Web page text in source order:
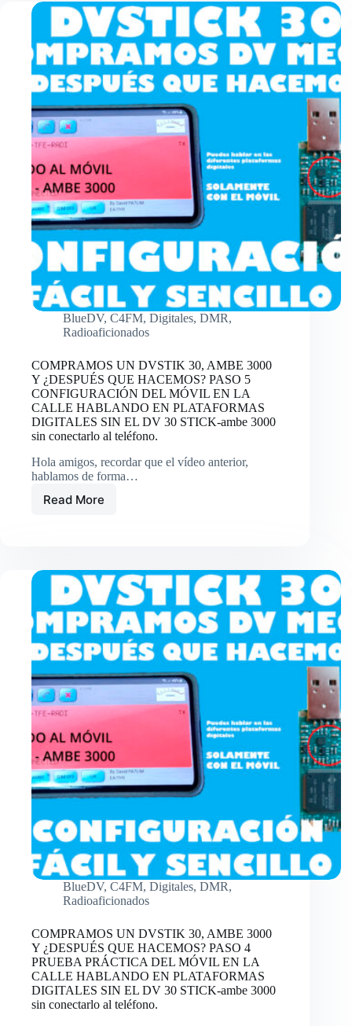
PEANUT
EN
EL
ORDENADOR.
BlueDV, C4FM, Digitales, DMR,
Radioaficionados
COMPRAMOS UN DVSTIK 30, AMBE 3000
Y ¿DESPUÉS QUE HACEMOS? PASO 5
CONFIGURACIÓN DEL MÓVIL EN LA
CALLE HABLANDO EN PLATAFORMAS
DIGITALES SIN EL DV 30 STICK-ambe 3000
sin conectarlo al teléfono.
Hola amigos, recordar que el vídeo anterior,
hablamos de forma…
Read MoreCOMPRAMOS
3000
Y
¿DESPUÉS
QUE
HACEMOS?
PASO
5
CONFIGURACIÓN
DEL
MÓVIL
EN
LA
CALLE
HABLANDO
EN
PLATAFORMAS
DIGITALES
SIN
DV
30
STICK-
ambe
sin
conectarlo
al
teléfono.
BlueDV, C4FM, Digitales, DMR,
Radioaficionados
COMPRAMOS UN DVSTIK 30, AMBE 3000
Y ¿DESPUÉS QUE HACEMOS? PASO 4
PRUEBA PRÁCTICA DEL MÓVIL EN LA
CALLE HABLANDO EN PLATAFORMAS
DIGITALES SIN EL DV 30 STICK-ambe 3000
sin conectarlo al teléfono.